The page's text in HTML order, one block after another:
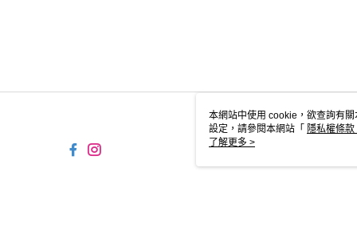
本網站中使用 cookie，欲查詢有
設定，請參閱本網站「 隱私權條款
使用 cookie。
了解更多 >